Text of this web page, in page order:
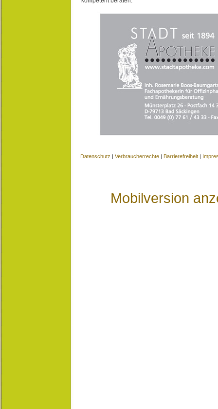
Datenschutz | Verbraucherrechte | Barrierefreiheit |
Mobilversion